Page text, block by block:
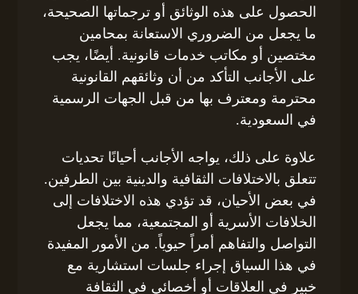
الحصول على هذه الوثائق أو ترجماتها الصحيحة،
ما يجعل من الضروري الاستعانة بمحامين
مختصين أو مكاتب خدمات قانونية. أيضًا، يجب
على الأجانب التأكد من أن وثائقهم القانونية
محترمة ومعترف بها من قبل الجهات الرسمية
في السعودية.
علاوة على ذلك، يواجه الأجانب أحيانًا تحديات
تتعلق بالاختلافات الثقافية والدينية بين الطرفين.
في بعض الأحيان، قد تؤدي هذه الاختلافات إلى
الخلافات الأسرية أو المجتمعية، مما يجعل
التواصل والتفاهم أمراً حيوياً. من الأمور المفيدة
في هذا السياق إجراء جلسات استشارية مع
خبير في العلاقات أو أخصائي في الثقافة